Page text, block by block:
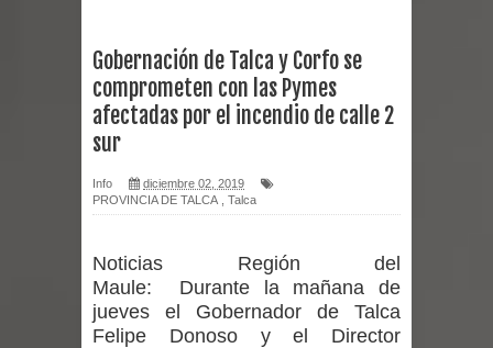
Bodas de Oro
Departamento Comunal de Salud de
Curicó desarrollará jornada de
virus respiratorios
Empedrado desarrolló con éxito el
Gobernación de Talca y Corfo se
comprometen con las Pymes
afectadas por el incendio de calle 2
sur
Info
diciembre 02, 2019
PROVINCIA DE TALCA
Talca
Noticias Región del
Maule: Durante la mañana de
jueves el Gobernador de Talca
Felipe Donoso y el Director